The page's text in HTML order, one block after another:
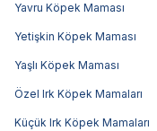
Yavru Köpek Maması
Yetişkin Köpek Maması
Yaşlı Köpek Maması
Özel Irk Köpek Mamaları
Küçük Irk Köpek Mamaları